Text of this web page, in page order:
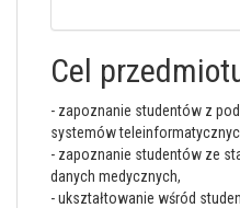
Cel
- zapoznanie studentów z
systemów
- zapoznanie studentów ze
danych medycznych,
- ukształtowanie wśród